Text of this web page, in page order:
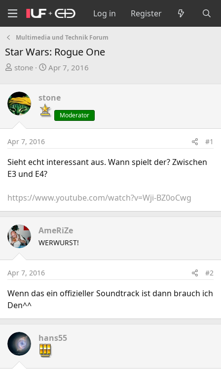
Log in Register
Multimedia und Technik Forum
Star Wars: Rogue One
T
e
a
d
t
r
t
r
stone
S
r
t
a
Apr 7, 2016
stone
Moderator
Apr 7, 2016 #1
Sieht echt interessant aus. Wann spielt der? Zwischen
E3 und E4?
https://www.youtube.com/watch?v=Wji-BZ0oCwg
AmeRiZe
WERWURST!
Apr 7, 2016 #2
Wenn das ein offizieller Soundtrack ist dann brauch ich
Den^^
hans55